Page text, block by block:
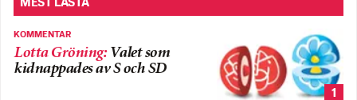
MEST LÄSTA
KOMMENTAR
Lotta Gröning: Valet som
kidnappades av S och SD
1